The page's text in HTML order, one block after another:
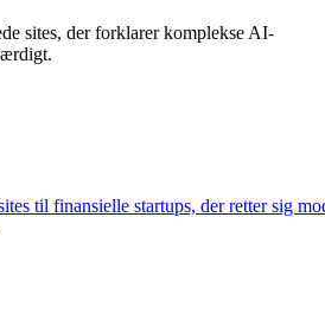
sites, der forklarer komplekse AI-
til finansielle startups, der retter sig